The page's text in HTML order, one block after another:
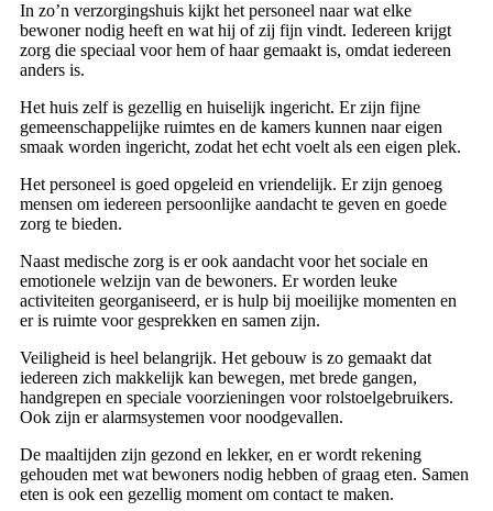
In zo’n verzorgingshuis kijkt het personeel naar wat elke
bewoner nodig heeft en wat hij of zij fijn vindt. Iedereen krijgt
zorg die speciaal voor hem of haar gemaakt is, omdat iedereen
anders is.
Het huis zelf is gezellig en huiselijk ingericht. Er zijn fijne
gemeenschappelijke ruimtes en de kamers kunnen naar eigen
smaak worden ingericht, zodat het echt voelt als een eigen plek.
Het personeel is goed opgeleid en vriendelijk. Er zijn genoeg
mensen om iedereen persoonlijke aandacht te geven en goede
zorg te bieden.
Naast medische zorg is er ook aandacht voor het sociale en
emotionele welzijn van de bewoners. Er worden leuke
activiteiten georganiseerd, er is hulp bij moeilijke momenten en
er is ruimte voor gesprekken en samen zijn.
Veiligheid is heel belangrijk. Het gebouw is zo gemaakt dat
iedereen zich makkelijk kan bewegen, met brede gangen,
handgrepen en speciale voorzieningen voor rolstoelgebruikers.
Ook zijn er alarmsystemen voor noodgevallen.
De maaltijden zijn gezond en lekker, en er wordt rekening
gehouden met wat bewoners nodig hebben of graag eten. Samen
eten is ook een gezellig moment om contact te maken.